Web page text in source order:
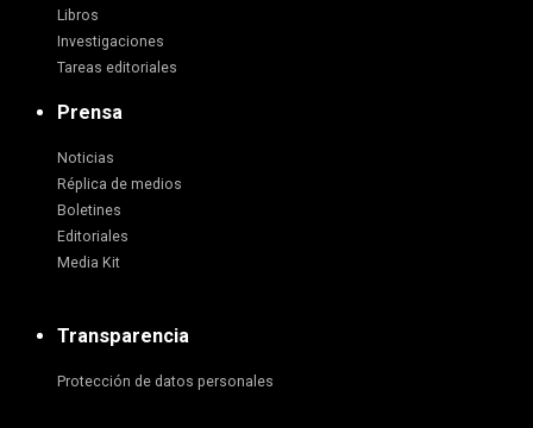
Libros
Investigaciones
Tareas editoriales
Prensa
Noticias
Réplica de medios
Boletines
Editoriales
Media Kit
Transparencia
Protección de datos personales